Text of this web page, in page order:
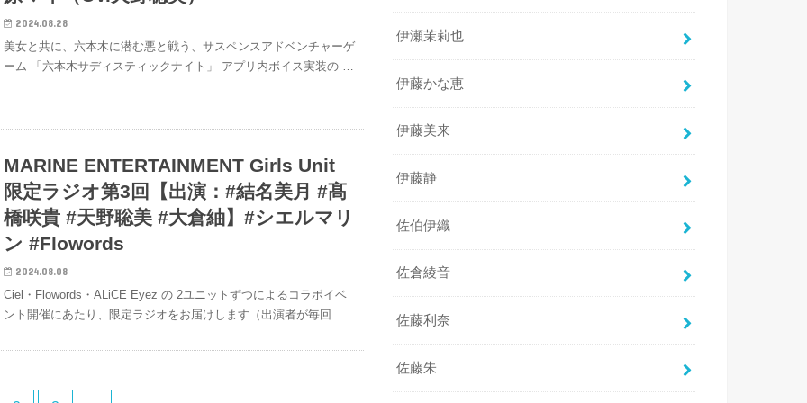
2024.08.28
美女と共に、六本木に潜む悪と戦う、サスペンスアドベンチャーゲ
ーム 「六本木サディスティックナイト」 アプリ内ボイス実装の …
MARINE ENTERTAINMENT Girls Unit
限定ラジオ第3回【出演：#結名美月 #髙
橋咲貴 #天野聡美 #大倉紬】#シエルマリ
ン #Flowords
2024.08.08
Ciel・Flowords・ALiCE Eyez の 2ユニットずつによるコラボイベ
ント開催にあたり、限定ラジオをお届けします（出演者が毎回 …
伊瀬茉莉也
伊藤かな恵
伊藤美来
伊藤静
佐伯伊織
佐倉綾音
佐藤利奈
佐藤朱